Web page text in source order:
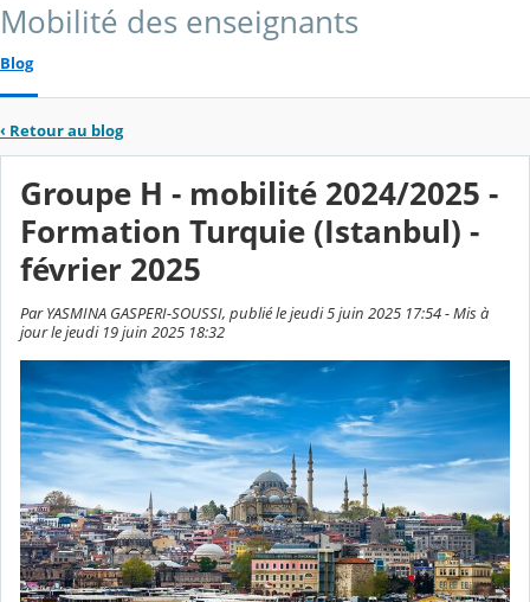
Mobilité des enseignants
Blog
‹ Retour au blog
Groupe H - mobilité 2024/2025 -
Formation Turquie (Istanbul) -
février 2025
Par YASMINA GASPERI-SOUSSI, publié le jeudi 5 juin 2025 17:54 - Mis à
jour le jeudi 19 juin 2025 18:32